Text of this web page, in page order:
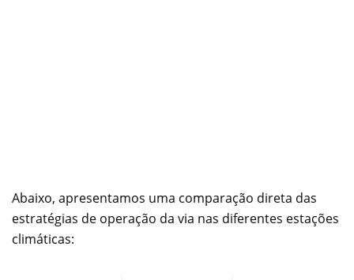
Abaixo, apresentamos uma comparação direta das
estratégias de operação da via nas diferentes estações
climáticas: